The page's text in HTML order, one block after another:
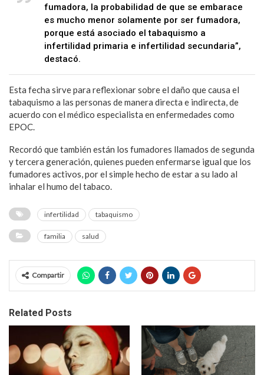
fumadora, la probabilidad de que se embarace
es mucho menor solamente por ser fumadora,
porque está asociado el tabaquismo a
infertilidad primaria e infertilidad secundaria”,
destacó.
Esta fecha sirve para reflexionar sobre el daño que causa el
tabaquismo a las personas de manera directa e indirecta, de
acuerdo con el médico especialista en enfermedades como
EPOC.
Recordó que también están los fumadores llamados de segunda
y tercera generación, quienes pueden enfermarse igual que los
fumadores activos, por el simple hecho de estar a su lado al
inhalar el humo del tabaco.
infertilidad tabaquismo
familia salud
Compartir
Related Posts